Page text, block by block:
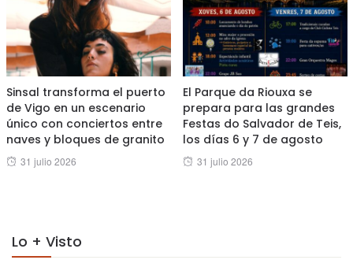
Sinsal transforma el puerto
de Vigo en un escenario
único con conciertos entre
naves y bloques de granito
Posted
31 julio 2026
El Parque da Riouxa se
prepara para las grandes
Festas do Salvador de Teis,
los días 6 y 7 de agosto
Posted
31 julio 2026
Lo + Visto